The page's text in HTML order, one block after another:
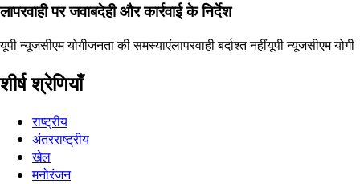
लापरवाही पर जवाबदेही और कार्रवाई के निर्देश
यूपी न्यूजसीएम योगीजनता की समस्याएंलापरवाही बर्दाश्त नहींयूपी न्यूजसीएम योगी
शीर्ष श्रेणियाँ
राष्ट्रीय
अंतरराष्ट्रीय
खेल
मनोरंजन